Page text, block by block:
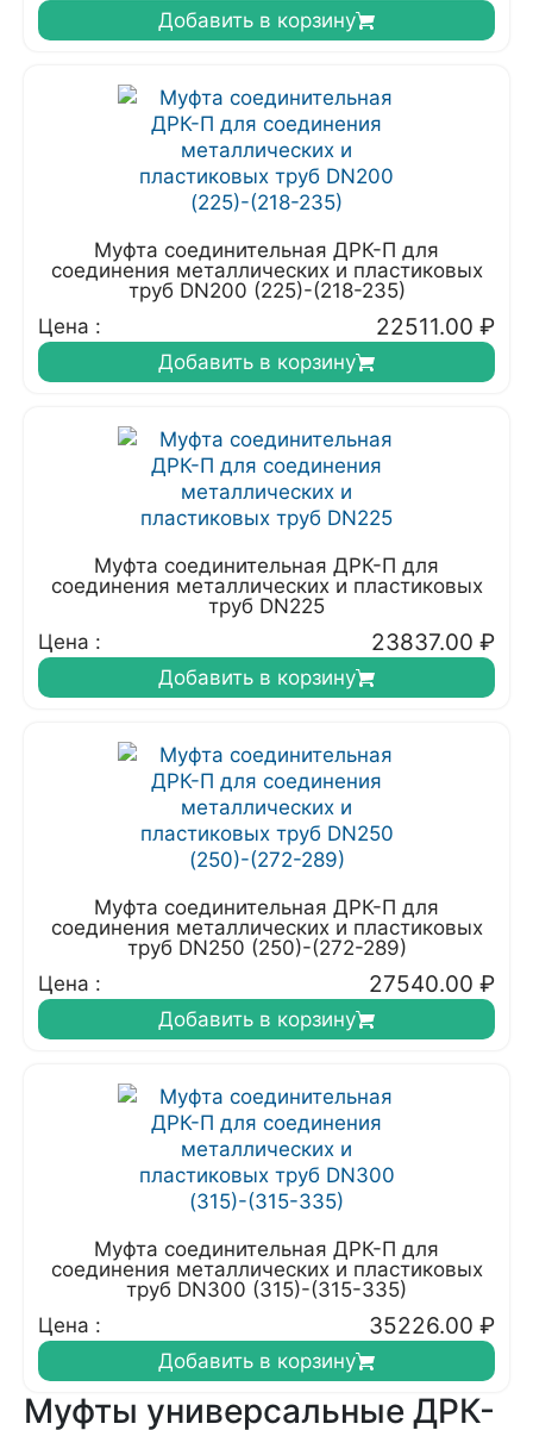
Добавить в корзину
Муфта соединительная ДРК-П для
соединения металлических и пластиковых
труб DN200 (225)-(218-235)
Цена :
22511.00 ₽
Добавить в корзину
Муфта соединительная ДРК-П для
соединения металлических и пластиковых
труб DN225
Цена :
23837.00 ₽
Добавить в корзину
Муфта соединительная ДРК-П для
соединения металлических и пластиковых
труб DN250 (250)-(272-289)
Цена :
27540.00 ₽
Добавить в корзину
Муфта соединительная ДРК-П для
соединения металлических и пластиковых
труб DN300 (315)-(315-335)
Цена :
35226.00 ₽
Добавить в корзину
Муфты универсальные ДРК-